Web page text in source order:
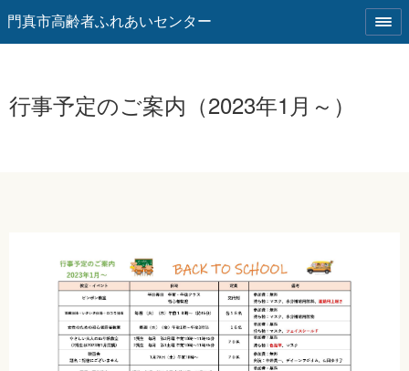
門真市高齢者ふれあいセンター
行事予定のご案内（2023年1月～）